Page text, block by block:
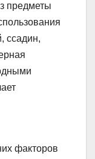
предметы
ссадин,
факторов